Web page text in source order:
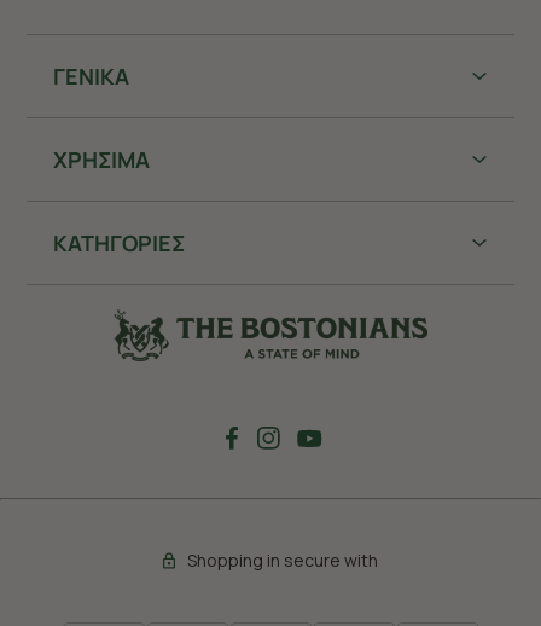
ΓΕΝΙΚΑ
ΧΡHΣΙΜΑ
ΚΑΤΗΓΟΡΙΕΣ
Shopping in secure with